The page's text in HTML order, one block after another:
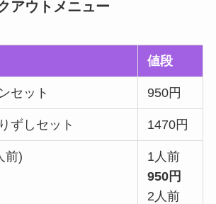
アウトメニュー
値段
セット 950円
ずしセット 1470円
前)
1人前
950円
2人前